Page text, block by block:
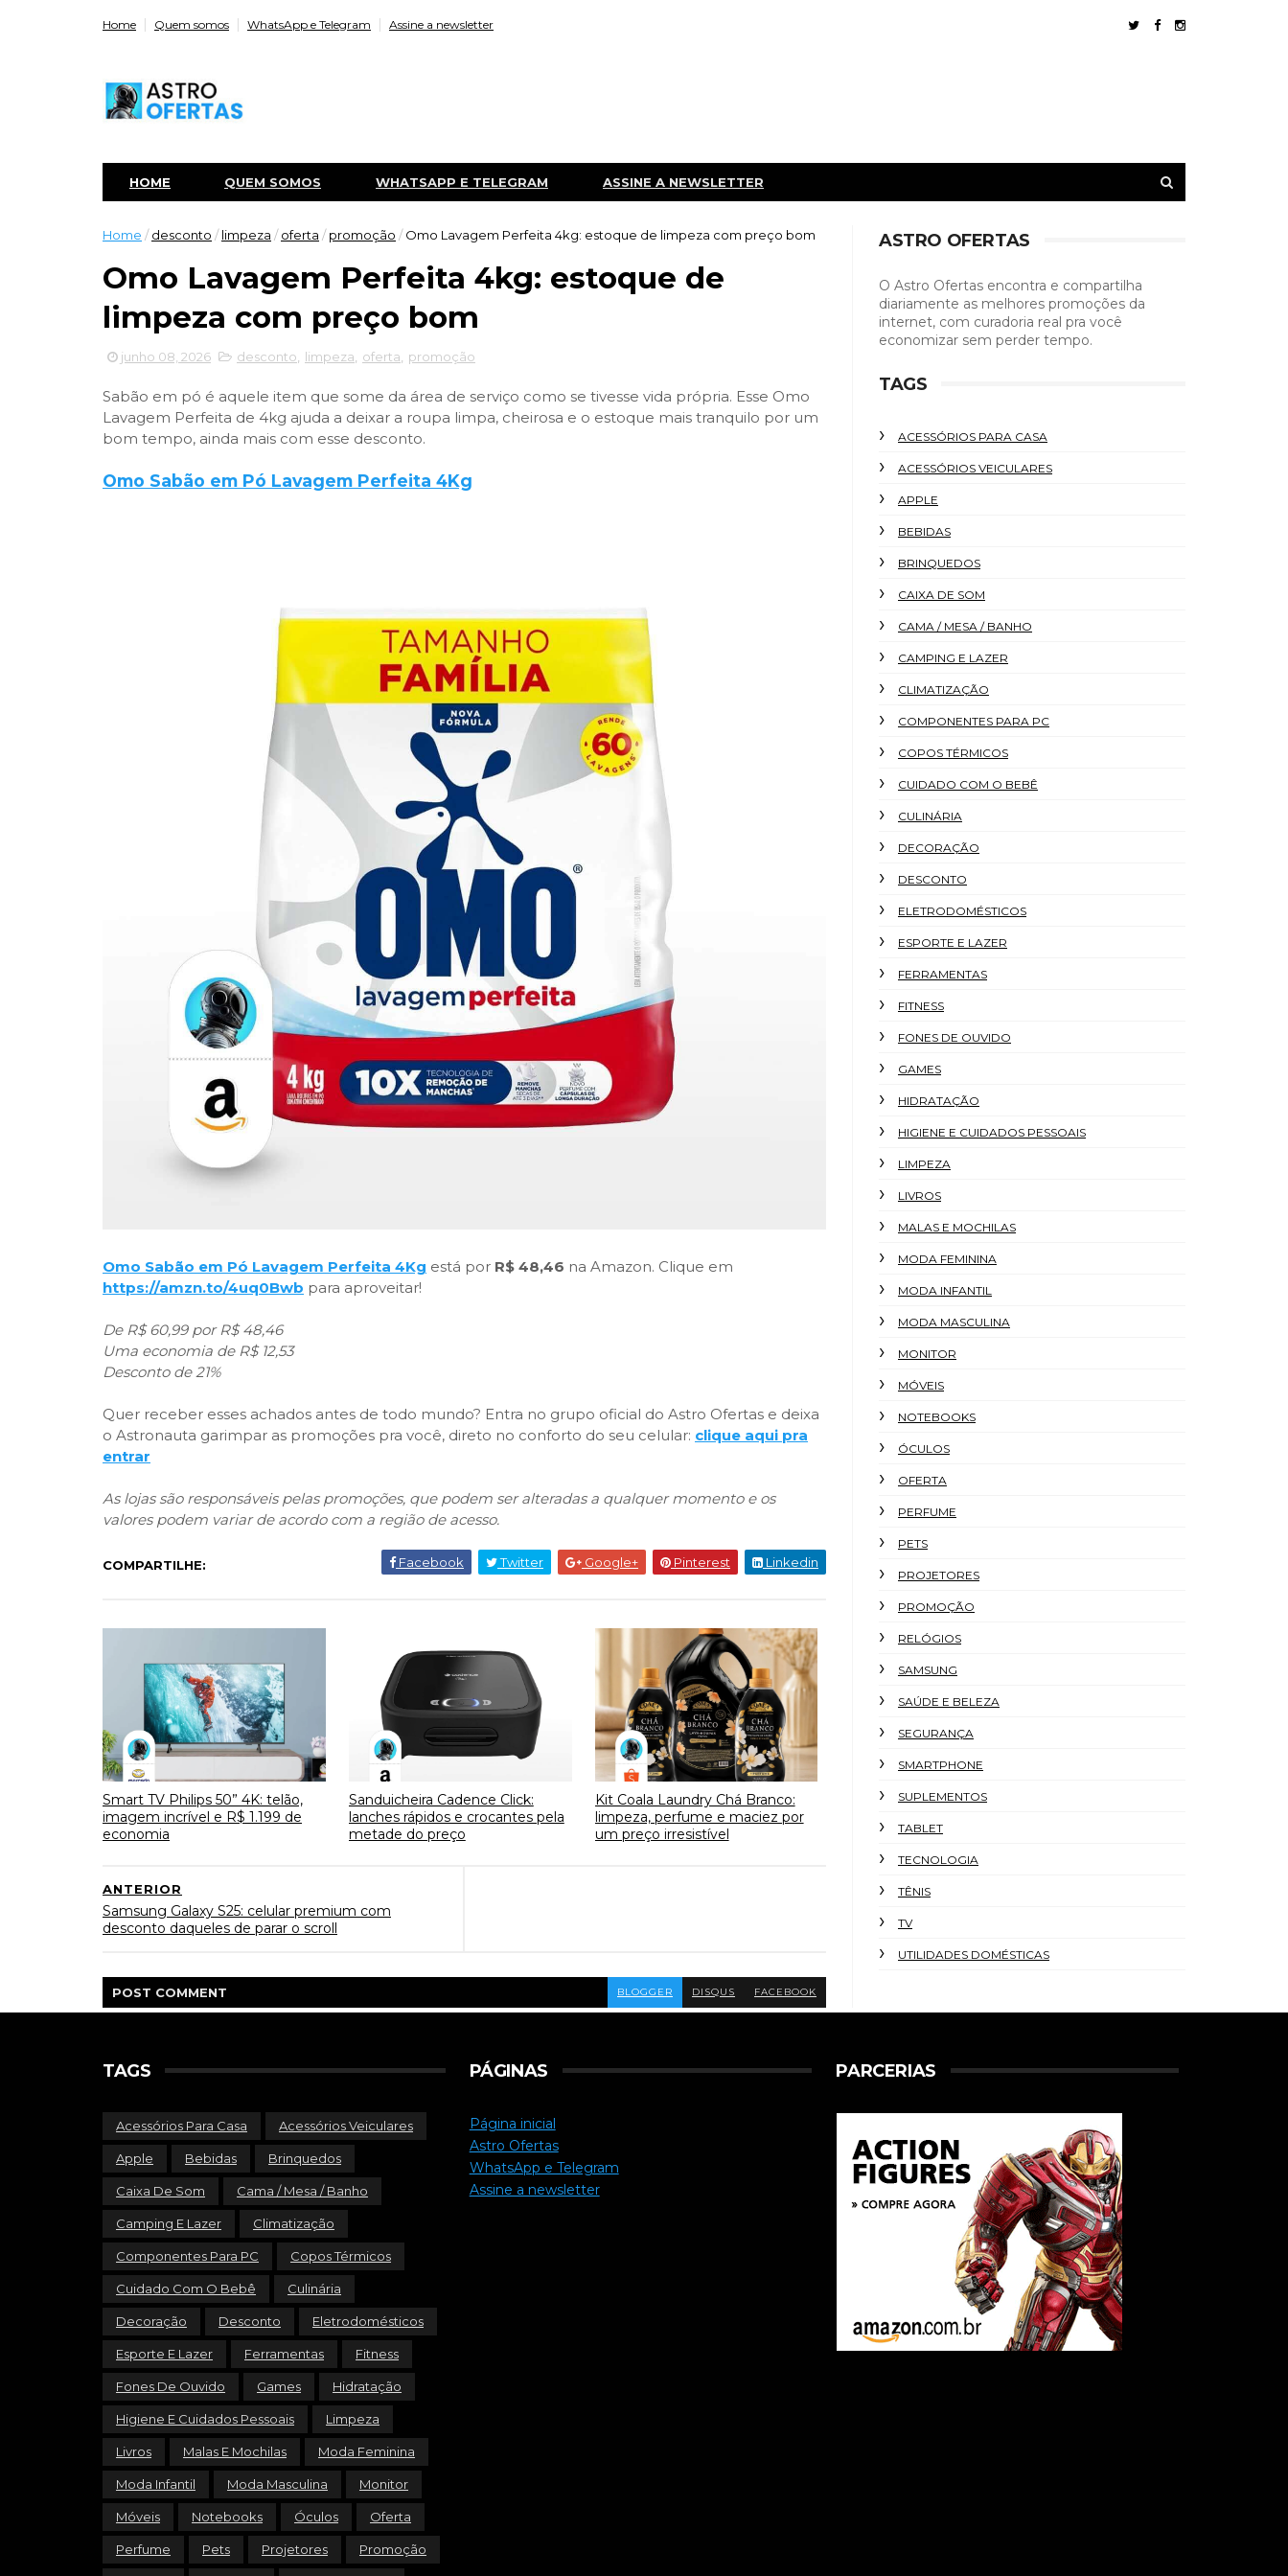
Home Quem somos WhatsApp e Telegram Assine a newsletter
HOME QUEM SOMOS WHATSAPP E TELEGRAM ASSINE A NEWSLETTER
Home / desconto / limpeza / oferta / promoção / Omo Lavagem Perfeita 4kg: estoque de limpeza com preço bom
Omo Lavagem Perfeita 4kg: estoque de
limpeza com preço bom
junho 08, 2026 desconto limpeza oferta promoção
Sabão em pó é aquele item que some da área de serviço como se tivesse vida própria. Esse Omo
Lavagem Perfeita de 4kg ajuda a deixar a roupa limpa, cheirosa e o estoque mais tranquilo por um
bom tempo, ainda mais com esse desconto.
Omo Sabão em Pó Lavagem Perfeita 4Kg
Omo Sabão em Pó Lavagem Perfeita 4Kg está por R$ 48,46 na Amazon. Clique em
https://amzn.to/4uq0Bwb para aproveitar!
De R$ 60,99 por R$ 48,46
Uma economia de R$ 12,53
Desconto de 21%
Quer receber esses achados antes de todo mundo? Entra no grupo oficial do Astro Ofertas e deixa
o Astronauta garimpar as promoções pra você, direto no conforto do seu celular: clique aqui pra
entrar
As lojas são responsáveis pelas promoções, que podem ser alteradas a qualquer momento e os
valores podem variar de acordo com a região de acesso.
COMPARTILHE: Facebook Twitter Google+ Pinterest Linkedin
Smart TV Philips 50” 4K: telão,
imagem incrível e R$ 1.199 de
economia
Sanduicheira Cadence Click:
lanches rápidos e crocantes pela
metade do preço
Kit Coala Laundry Chá Branco:
limpeza, perfume e maciez por
um preço irresistível
ANTERIOR
Samsung Galaxy S25: celular premium com
desconto daqueles de parar o scroll
POST COMMENT BLOGGER DISQUS FACEBOOK
ASTRO OFERTAS
O Astro Ofertas encontra e compartilha
diariamente as melhores promoções da
internet, com curadoria real pra você
economizar sem perder tempo.
TAGS
ACESSÓRIOS PARA CASA
ACESSÓRIOS VEICULARES
APPLE
BEBIDAS
BRINQUEDOS
CAIXA DE SOM
CAMA / MESA / BANHO
CAMPING E LAZER
CLIMATIZAÇÃO
COMPONENTES PARA PC
COPOS TÉRMICOS
CUIDADO COM O BEBÊ
CULINÁRIA
DECORAÇÃO
DESCONTO
ELETRODOMÉSTICOS
ESPORTE E LAZER
FERRAMENTAS
FITNESS
FONES DE OUVIDO
GAMES
HIDRATAÇÃO
HIGIENE E CUIDADOS PESSOAIS
LIMPEZA
LIVROS
MALAS E MOCHILAS
MODA FEMININA
MODA INFANTIL
MODA MASCULINA
MONITOR
MÓVEIS
NOTEBOOKS
ÓCULOS
OFERTA
PERFUME
PETS
PROJETORES
PROMOÇÃO
RELÓGIOS
SAMSUNG
SAÚDE E BELEZA
SEGURANÇA
SMARTPHONE
SUPLEMENTOS
TABLET
TECNOLOGIA
TÊNIS
TV
UTILIDADES DOMÉSTICAS
TAGS
Acessórios Para Casa Acessórios Veiculares
Apple Bebidas Brinquedos
Caixa De Som Cama / Mesa / Banho
Camping E Lazer Climatização
Componentes Para PC Copos Térmicos
Cuidado Com O Bebê Culinária
Decoração Desconto Eletrodomésticos
Esporte E Lazer Ferramentas Fitness
Fones De Ouvido Games Hidratação
Higiene E Cuidados Pessoais Limpeza
Livros Malas E Mochilas Moda Feminina
Moda Infantil Moda Masculina Monitor
Móveis Notebooks Óculos Oferta
Perfume Pets Projetores Promoção
PÁGINAS
Página inicial
Astro Ofertas
WhatsApp e Telegram
Assine a newsletter
PARCERIAS